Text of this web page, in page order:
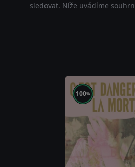
sledovat. Níže uvádíme
100%